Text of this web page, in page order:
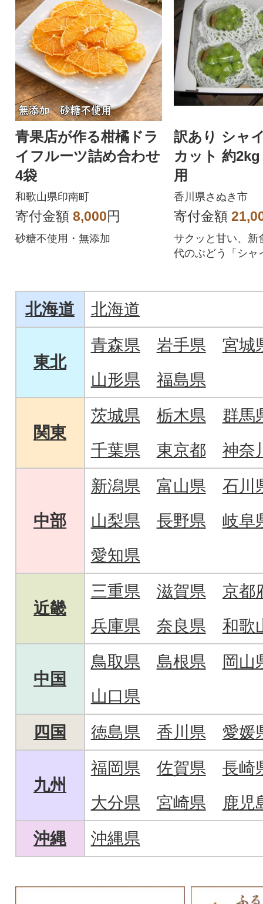
青果店が作る柑橘ドラ
イフルーツ詰め合わせ
4袋
和歌山県印南町
寄付金額 8,000円
砂糖不使用・無添加
訳あり シャ
カット 約
用
香川県さぬき市
寄付金額
サクッと甘い、新
代のぶどう「シャ
北海道 北海道
東北
青森県 岩手県
宮城
山形県
福島県
関東
茨城県 栃木県
群馬
千葉県
東京都 神奈
中部
新潟県 富山県
石川
山梨県
長野県
岐阜
愛知県
近畿
三重県 滋賀県
京都
兵庫県
奈良県 和歌
中国
鳥取県 島根県
岡山
山口県
四国
徳島県 香川県 愛媛
九州
福岡県 佐賀県
長崎
大分県
宮崎県
鹿児
沖縄
沖縄県